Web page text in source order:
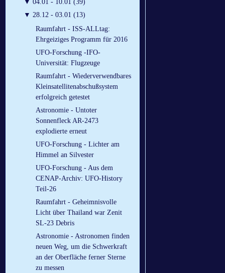
▼ 04.01 - 10.01 (39)
▼ 28.12 - 03.01 (13)
Raumfahrt - ISS-ALLtag:
Ehrgeiziges Programm für 2016
UFO-Forschung -IFO-
Universität: Flugzeuge
Raumfahrt - Wiederverwendbares
Kleinsatellitenabschußsystem
erfolgreich getestet
Astronomie - Untoter
Sonnenfleck AR-2473
explodierte erneut
UFO-Forschung - Lichter am
Himmel an Silvester
UFO-Forschung - Aus dem
CENAP-Archiv: UFO-History
Teil-26
Raumfahrt - Geheimnisvolle
Licht über Thailand war Zenit
SL-23 Debris
Astronomie - Astronomen finden
neuen Weg, um die Schwerkraft
an der Oberfläche ferner Sterne
zu messen